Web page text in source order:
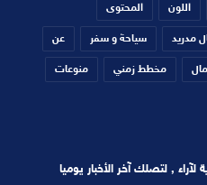
اللون المحتوى
مدريد سياحة و سفر عن
مخطط زمني منوعات
, لتصلك آخر الأخبار يوميا